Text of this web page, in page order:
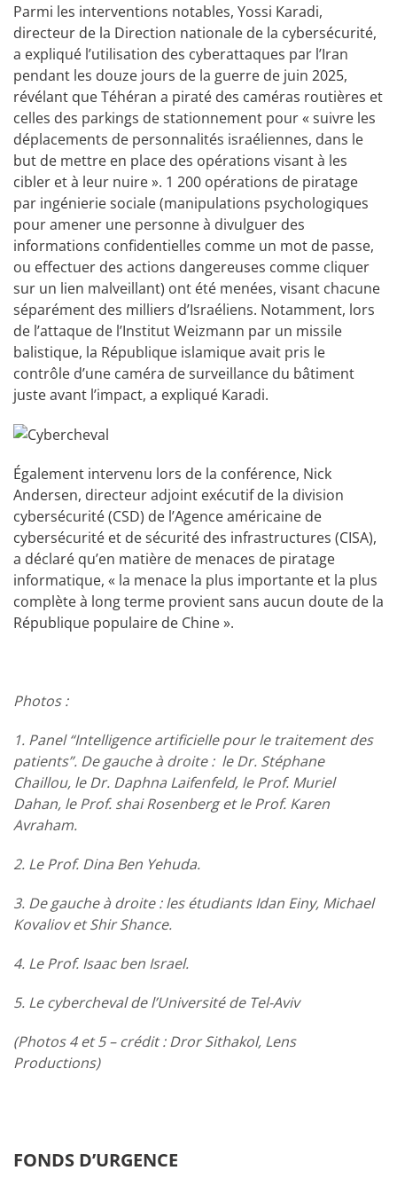
Parmi les interventions notables, Yossi Karadi,
directeur de la Direction nationale de la cybersécurité,
a expliqué l’utilisation des cyberattaques par l’Iran
pendant les douze jours de la guerre de juin 2025,
révélant que Téhéran a piraté des caméras routières et
celles des parkings de stationnement pour « suivre les
déplacements de personnalités israéliennes, dans le
but de mettre en place des opérations visant à les
cibler et à leur nuire ». 1 200 opérations de piratage
par ingénierie sociale (manipulations psychologiques
pour amener une personne à divulguer des
informations confidentielles comme un mot de passe,
ou effectuer des actions dangereuses comme cliquer
sur un lien malveillant) ont été menées, visant chacune
séparément des milliers d’Israéliens. Notamment, lors
de l’attaque de l’Institut Weizmann par un missile
balistique, la République islamique avait pris le
contrôle d’une caméra de surveillance du bâtiment
juste avant l’impact, a expliqué Karadi.
Également intervenu lors de la conférence, Nick
Andersen, directeur adjoint exécutif de la division
cybersécurité (CSD) de l’Agence américaine de
cybersécurité et de sécurité des infrastructures (CISA),
a déclaré qu’en matière de menaces de piratage
informatique, « la menace la plus importante et la plus
complète à long terme provient sans aucun doute de la
République populaire de Chine ».
Photos :
1. Panel “Intelligence artificielle pour le traitement des
patients”. De gauche à droite : le Dr. Stéphane
Chaillou, le Dr. Daphna Laifenfeld, le Prof. Muriel
Dahan, le Prof. shai Rosenberg et le Prof. Karen
Avraham.
2. Le Prof. Dina Ben Yehuda.
3. De gauche à droite : les étudiants Idan Einy, Michael
Kovaliov et Shir Shance.
4. Le Prof. Isaac ben Israel.
5. Le cybercheval de l’Université de Tel-Aviv
(Photos 4 et 5 – crédit : Dror Sithakol, Lens
Productions)
FONDS D’URGENCE